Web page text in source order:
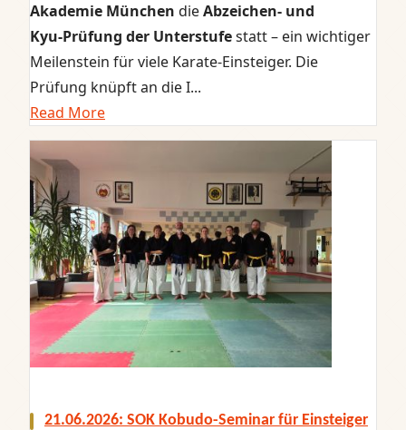
Akademie München dieAbzeichen- und
Kyu‑Prüfung der Unterstufestatt – ein wichtiger
Meilenstein für viele Karate‑Einsteiger. Die
Prüfung knüpft an die I...
Read More
21.06.2026: SOK Kobudo-Seminar für Einsteiger